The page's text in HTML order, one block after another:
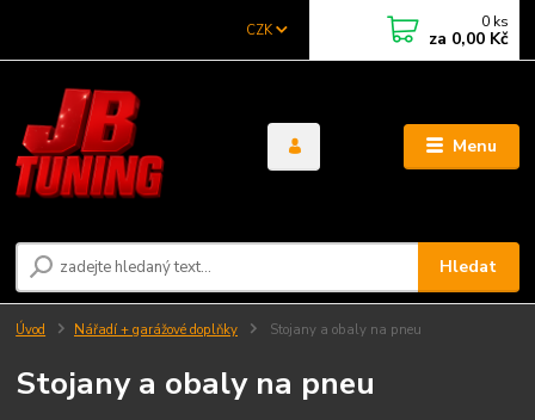
Menu
CZK
Hledat
0 ks
za 0,00 Kč
Úvod Nářadí + garážové doplňky Stojany a obaly na pneu
Stojany a obaly na pneu